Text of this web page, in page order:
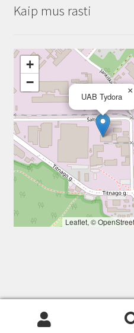
Kaip mus rasti
UAB Tydora
×
+
−
Leaflet, ©